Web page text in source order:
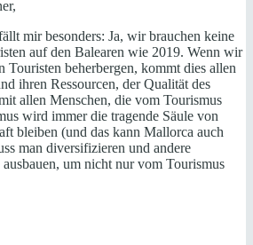
mir besonders: Ja, wir brauchen keine
auf den Balearen wie 2019. Wenn wir
beherbergen, kommt dies allen
ihren Ressourcen, der Qualität des
allen Menschen, die vom Tourismus
wird immer die tragende Säule von
bleiben (und das kann Mallorca auch
man diversifizieren und andere
um nicht nur vom Tourismus